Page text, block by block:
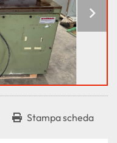
Stampa scheda